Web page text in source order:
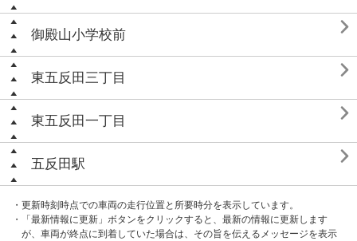
御殿山小学校前 
東五反田三丁目 
東五反田一丁目 
五反田駅 
・更新時刻時点での車両の走行位置と所要時分を表示しています。
・「最新情報に更新」ボタンをクリックすると、最新の情報に更新します
が、車両が終点に到着していた場合は、その旨を伝えるメッセージを表示